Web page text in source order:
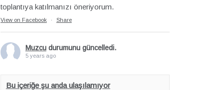
toplantıya katılmanızı öneriyorum.
View on Facebook · Share
Muzcu durumunu güncelledi.
5 years ago
Bu içeriğe şu anda ulaşılamıyor